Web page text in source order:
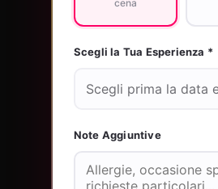
cena
Scegli la Tua Esperienza *
Note Aggiuntive